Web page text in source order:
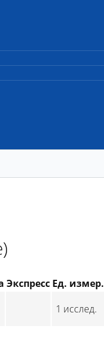
Экспресс Ед. измер.
1 исслед.